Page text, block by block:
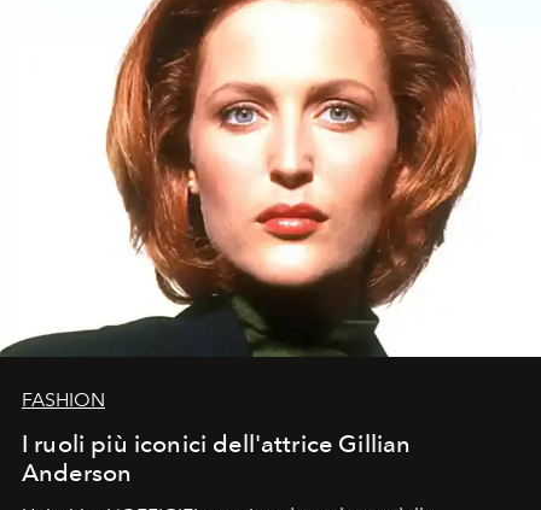
FASHION
I ruoli più iconici dell'attrice Gillian
Anderson